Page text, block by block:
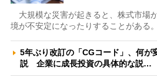
大規模な災害が起きると、株式市場
境が不安定になったりすることがある
5年ぶり改訂の「CGコード」、何が
説 企業に成長投資の具体的な説…